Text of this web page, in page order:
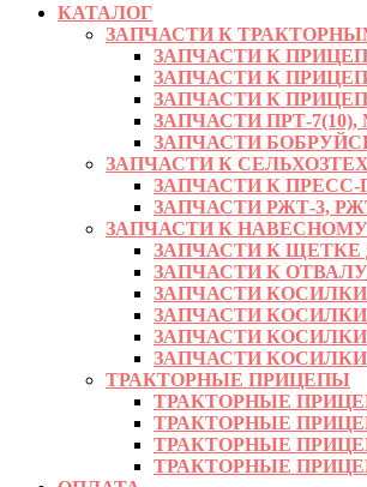
КАТАЛОГ
ЗАПЧАСТИ К
ЗАПЧАСТИ К
ЗАПЧАСТИ К
ЗАПЧАСТИ К
ЗАПЧАСТИ ПРТ-7(10),
ЗАПЧАСТИ
ЗАПЧАСТИ К
ЗАПЧАСТИ К ПРЕСС-
ЗАПЧАСТИ РЖТ-3,
ЗАПЧАСТИ К
ЗАПЧАСТИ К ЩЕТКЕ
ЗАПЧАСТИ К
ЗАПЧАСТИ КОСИЛКИ
ЗАПЧАСТИ КОСИЛКИ
ЗАПЧАСТИ КОСИЛКИ
ЗАПЧАСТИ КОСИЛКИ
ТРАКТОРНЫЕ ПРИЦЕПЫ
ТРАКТОРНЫЕ
ТРАКТОРНЫЕ
ТРАКТОРНЫЕ
ТРАКТОРНЫЕ